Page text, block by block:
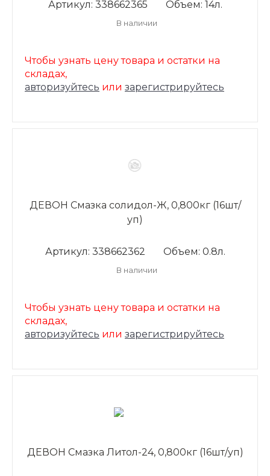
Артикул: 338662365 Объем: 14л.
В наличии
Чтобы узнать цену товара и остатки на
складах,
авторизуйтесь или зарегистрируйтесь
ДЕВОН Смазка солидол-Ж, 0,800кг (16шт/
уп)
Артикул: 338662362 Объем: 0.8л.
В наличии
Чтобы узнать цену товара и остатки на
складах,
авторизуйтесь или зарегистрируйтесь
ДЕВОН Смазка Литол-24, 0,800кг (16шт/уп)